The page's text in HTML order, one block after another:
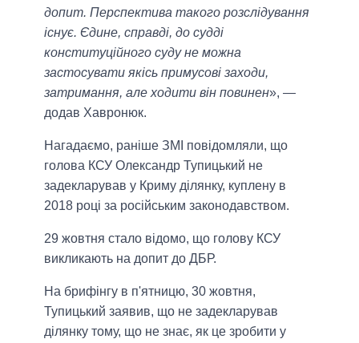
допит. Перспектива такого розслідування
існує. Єдине, справді, до судді
конституційного суду не можна
застосувати якісь примусові заходи,
затримання, але ходити він повинен», —
додав Хавронюк.
Нагадаємо, раніше ЗМІ повідомляли, що
голова КСУ Олександр Тупицький не
задекларував у Криму ділянку, куплену в
2018 році за російським законодавством.
29 жовтня стало відомо, що голову КСУ
викликають на допит до ДБР.
На брифінгу в п'ятницю, 30 жовтня,
Тупицький заявив, що не задекларував
ділянку тому, що не знає, як це зробити у